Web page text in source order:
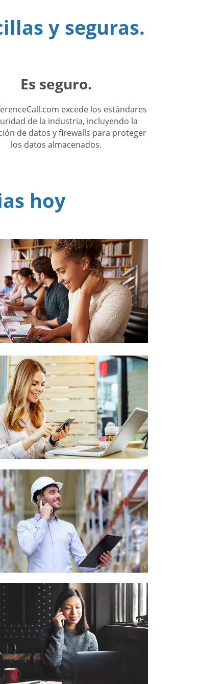
y seguras.
Es seguro.
excede los estándares
de la industria, incluyendo la
de datos y firewalls para proteger
los datos almacenados.
hoy